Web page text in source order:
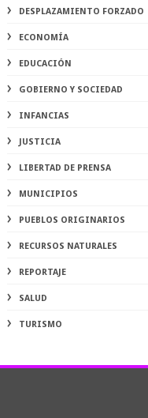
DESPLAZAMIENTO FORZADO
ECONOMÍA
EDUCACIÓN
GOBIERNO Y SOCIEDAD
INFANCIAS
JUSTICIA
LIBERTAD DE PRENSA
MUNICIPIOS
PUEBLOS ORIGINARIOS
RECURSOS NATURALES
REPORTAJE
SALUD
TURISMO